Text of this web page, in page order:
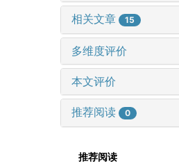
相关文章 15
多维度评价
本文评价
推荐阅读 0